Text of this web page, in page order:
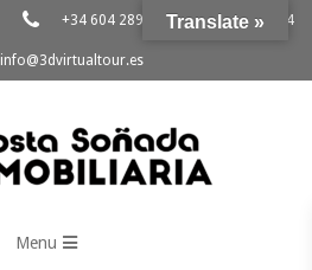
+34 604 289 264 +34 865 796 054
info@3dvirtualtour.es
Menu
Translate »